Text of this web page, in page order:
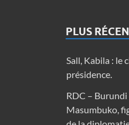
PLUS
Sall, Kabila : le
présidence.
RDC –
Masumbuko,